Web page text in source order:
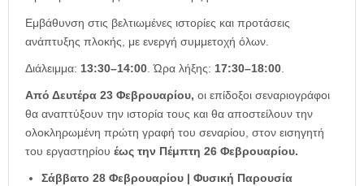
Εμβάθυνση στις βελτιωμένες ιστορίες και προτάσεις
ανάπτυξης πλοκής, με ενεργή συμμετοχή όλων.
Διάλειμμα: 13:30–14:00. Ώρα λήξης: 17:30–18:00.
Από Δευτέρα 23 Φεβρουαρίου, οι επίδοξοι σεναριογράφοι
θα αναπτύξουν την ιστορία τους και θα αποστείλουν την
ολοκληρωμένη πρώτη γραφή του σεναρίου, στον εισηγητή
του εργαστηρίου έως την Πέμπτη 26 Φεβρουαρίου.
Σάββατο 28 Φεβρουαρίου | Φυσική Παρουσία